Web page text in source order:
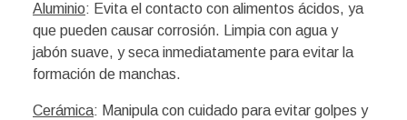
Aluminio: Evita el contacto con alimentos ácidos, ya
que pueden causar corrosión. Limpia con agua y
jabón suave, y seca inmediatamente para evitar la
formación de manchas.
Cerámica: Manipula con cuidado para evitar golpes y